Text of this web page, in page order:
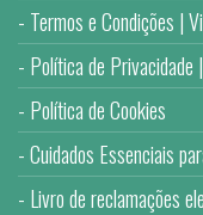
Termos e Condições |
Política de Privacidade
Política de Cookies
Cuidados Essenciais
Livro de reclamações